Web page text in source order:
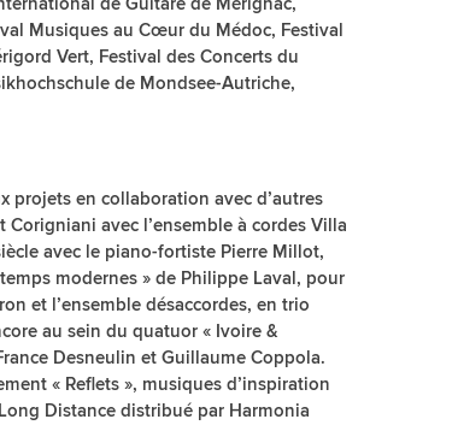
Musiques au Cœur du Médoc, Festival
Vert, Festival des Concerts du
de Mondsee-Autriche,
projets en collaboration avec d’autres
avec l’ensemble à cordes Villa
avec le piano-fortiste Pierre Millot,
modernes » de Philippe Laval, pour
et l’ensemble désaccordes, en trio
au sein du quatuor « Ivoire &
Desneulin et Guillaume Coppola.
« Reflets », musiques d’inspiration
Distance distribué par Harmonia